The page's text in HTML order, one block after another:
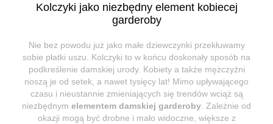
Kolczyki jako niezbędny element kobiecej
garderoby
Nie bez powodu już jako małe dziewczynki przekłuwamy
sobie płatki uszu. Kolczyki to w końcu doskonały sposób na
podkreślenie damskiej urody. Kobiety a także mężczyźni
noszą je od setek, a nawet tysięcy lat! Mimo upływającego
czasu i nieustannie zmieniających się trendów wciąż są
niezbędnym elementem damskiej garderoby . Zależnie od
okazji mogą być drobne i mało widoczne, większe z